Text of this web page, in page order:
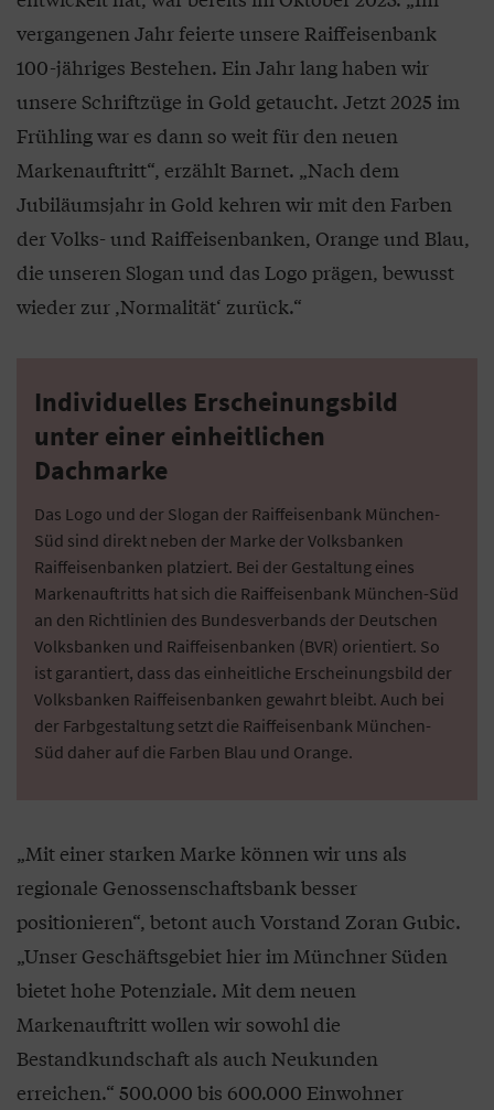
vergangenen Jahr feierte unsere Raiffeisenbank
100-jähriges Bestehen. Ein Jahr lang haben wir
unsere Schriftzüge in Gold getaucht. Jetzt 2025 im
Frühling war es dann so weit für den neuen
Markenauftritt“, erzählt Barnet. „Nach dem
Jubiläumsjahr in Gold kehren wir mit den Farben
der Volks- und Raiffeisenbanken, Orange und Blau,
die unseren Slogan und das Logo prägen, bewusst
wieder zur ,Normalität‘ zurück.“
Individuelles Erscheinungsbild
unter einer einheitlichen
Dachmarke
Das Logo und der Slogan der Raiffeisenbank München-
Süd sind direkt neben der Marke der Volksbanken
Raiffeisenbanken platziert. Bei der Gestaltung eines
Markenauftritts hat sich die Raiffeisenbank München-Süd
an den Richtlinien des Bundesverbands der Deutschen
Volksbanken und Raiffeisenbanken (BVR) orientiert. So
ist garantiert, dass das einheitliche Erscheinungsbild der
Volksbanken Raiffeisenbanken gewahrt bleibt. Auch bei
der Farbgestaltung setzt die Raiffeisenbank München-
Süd daher auf die Farben Blau und Orange.
„Mit einer starken Marke können wir uns als
regionale Genossenschaftsbank besser
positionieren“, betont auch Vorstand Zoran Gubic.
„Unser Geschäftsgebiet hier im Münchner Süden
bietet hohe Potenziale. Mit dem neuen
Markenauftritt wollen wir sowohl die
Bestandkundschaft als auch Neukunden
erreichen.“ 500.000 bis 600.000 Einwohner